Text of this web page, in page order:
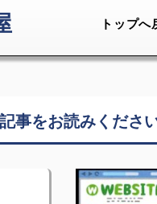
トップへ
事をお読みくださ